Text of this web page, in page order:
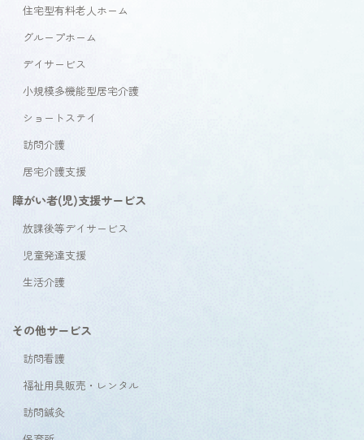
住宅型有料老人ホーム
グループホーム
デイサービス
小規模多機能型居宅介護
ショートステイ
訪問介護
居宅介護支援
障がい者(児)支援サービス
放課後等デイサービス
児童発達支援
生活介護
その他サービス
訪問看護
福祉用具販売・レンタル
訪問鍼灸